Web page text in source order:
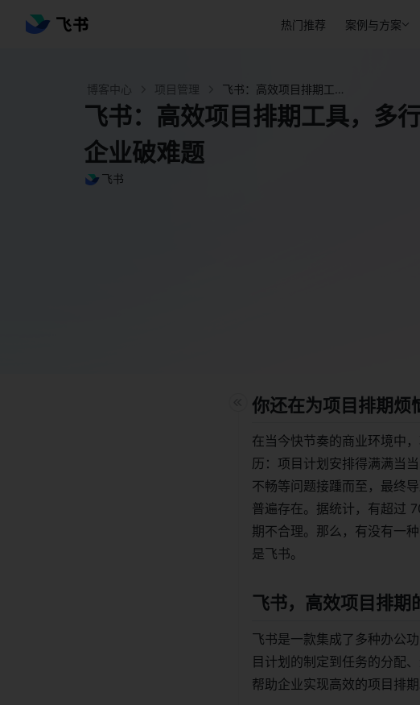
热门推荐 案例与方案
博客中心 项目管理 飞书：高效项目排期工具，多行业成功实践助力企业破难题 - 飞书官网
飞书：高效项目排期工具，多
企业破难题
飞书
你还在为项目排期烦
在当今快节奏的商业环境中
历：项目计划安排得满满当
不畅等问题接踵而至，最终
普遍存在。据统计，有超过
期不合理。那么，有没有一
是飞书。
飞书，高效项目排期
飞书是一款集成了多种办公
目计划的制定到任务的分配
帮助企业实现高效的项目排期